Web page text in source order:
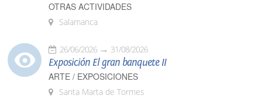
OTRAS ACTIVIDADES
Salamanca
26/06/2026 31/08/2026
Exposición El gran banquete II
ARTE / EXPOSICIONES
Santa Marta de Tormes